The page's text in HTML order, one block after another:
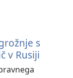
s
v Rusiji